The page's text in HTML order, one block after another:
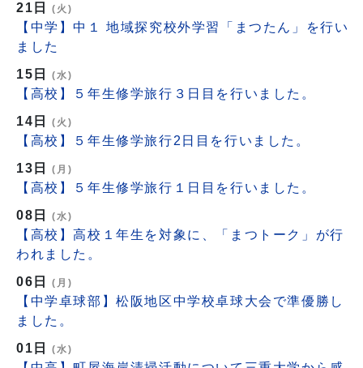
21日(火)
【中学】中１ 地域探究校外学習「まつたん」を行い
ました
15日(水)
【高校】５年生修学旅行３日目を行いました。
14日(火)
【高校】５年生修学旅行2日目を行いました。
13日(月)
【高校】５年生修学旅行１日目を行いました。
08日(水)
【高校】高校１年生を対象に、「まつトーク」が行
われました。
06日(月)
【中学卓球部】松阪地区中学校卓球大会で準優勝し
ました。
01日(水)